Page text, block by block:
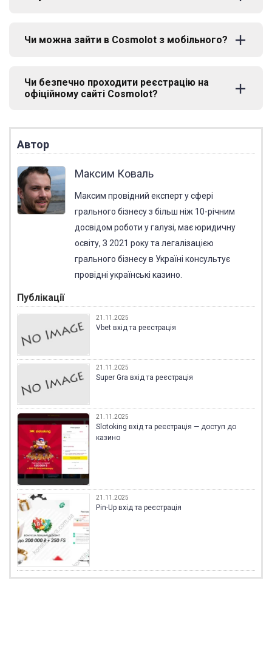
Чи можна зайти в Cosmolot з мобільного?
Чи безпечно проходити реєстрацію на
офіційному сайті Cosmolot?
Автор
Максим Коваль
Максим провідний експерт у сфері
грального бізнесу з більш ніж 10-річним
досвідом роботи у галузі, має юридичну
освіту, З 2021 року та легалізацією
грального бізнесу в Україні консультує
провідні українські казино.
Публікації
21.11.2025
Vbet вхід та реєстрація
21.11.2025
Super Gra вхід та реєстрація
21.11.2025
Slotoking вхід та реєстрація — доступ до
казино
21.11.2025
Pin-Up вхід та реєстрація